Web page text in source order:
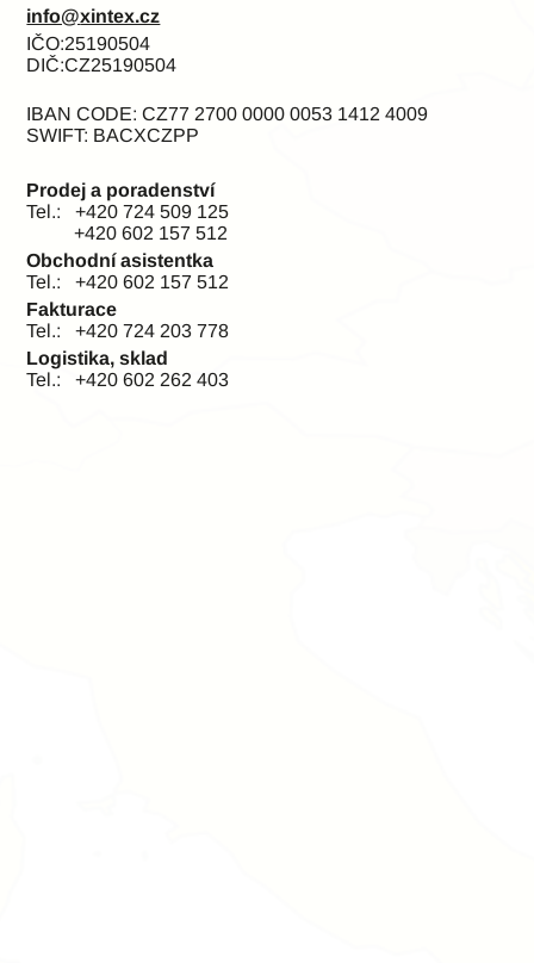
info@xintex.cz
IČO:25190504
DIČ:CZ25190504
IBAN CODE: CZ77 2700 0000 0053 1412 4009
SWIFT: BACXCZPP
Prodej a poradenství
Tel.: +420 724 509 125
+420 602 157 512
Obchodní asistentka
Tel.: +420 602 157 512
Fakturace
Tel.: +420 724 203 778
Logistika, sklad
Tel.: +420 602 262 403